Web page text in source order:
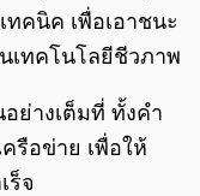
คนิค เพื่อเอาชนะ
เทคโนโลยีชีวภาพ
ย่างเต็มที่ ทั้งคำ
รือข่าย เพื่อให้
ร็จ